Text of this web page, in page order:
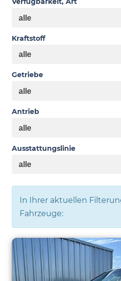
Kraftstoff
Getriebe
Antrieb
Ausstattungslinie
In Ihrer aktuellen
Fahrzeuge: